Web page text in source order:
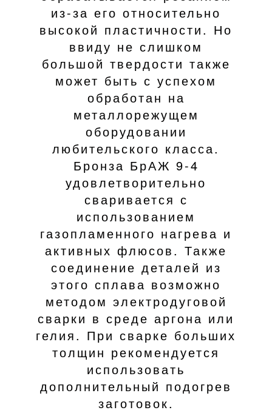
из-за его относительно
высокой пластичности. Но
ввиду не слишком
большой твердости также
может быть с успехом
обработан на
металлорежущем
оборудовании
любительского класса.
Бронза БрАЖ 9-4
удовлетворительно
сваривается с
использованием
газопламенного нагрева и
активных флюсов. Также
соединение деталей из
этого сплава возможно
методом электродуговой
сварки в среде аргона или
гелия. При сварке больших
толщин рекомендуется
использовать
дополнительный подогрев
заготовок.